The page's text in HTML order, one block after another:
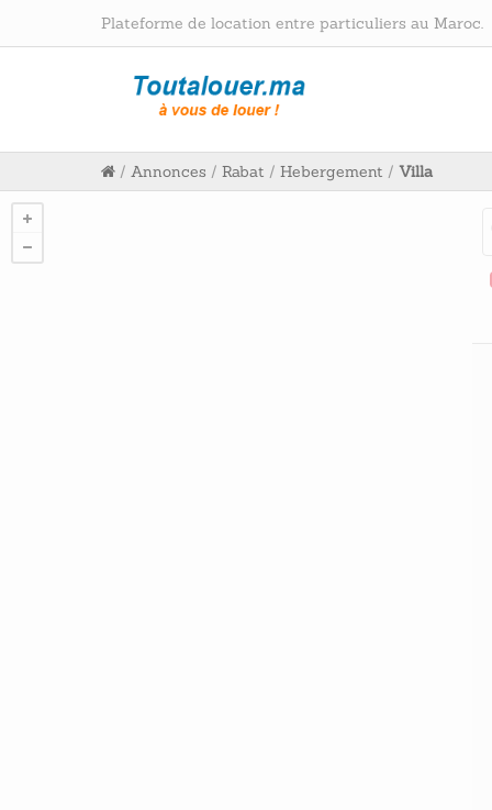
Plateforme de location entre particuliers au Maroc.
/ Annonces / Rabat / Hebergement / Villa